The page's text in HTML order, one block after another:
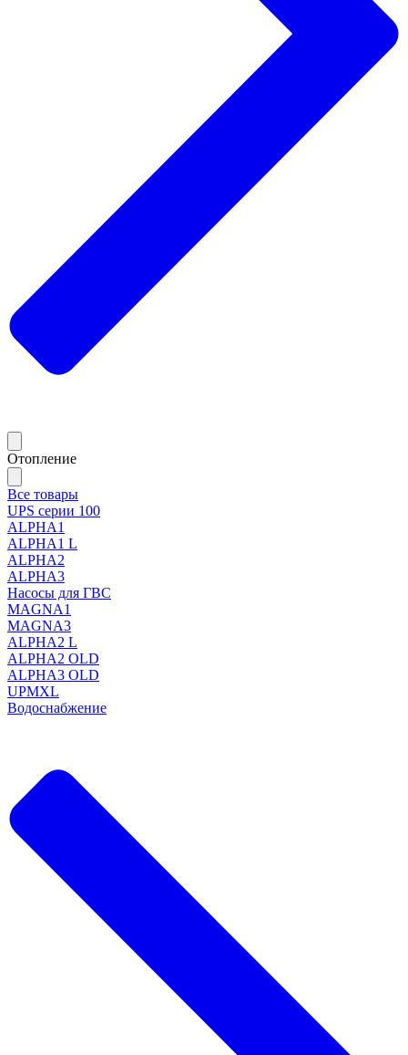
Отопление
Все товары
UPS серии 100
ALPHA1
ALPHA1 L
ALPHA2
ALPHA3
Насосы для ГВС
MAGNA1
MAGNA3
ALPHA2 L
ALPHA2 OLD
ALPHA3 OLD
UPMXL
Водоснабжение